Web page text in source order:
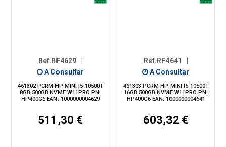
Ref.RF4629
A Consultar
461302 PCRM HP MINI I5-10500T
8GB 500GB NVME W11PRO PN:
HP400G6 EAN: 1000000004629
511,30 €
Ref.RF4641
A Consultar
461303 PCRM HP MINI I5-10500T
16GB 500GB NVME W11PRO PN:
HP400G6 EAN: 1000000004641
603,32 €